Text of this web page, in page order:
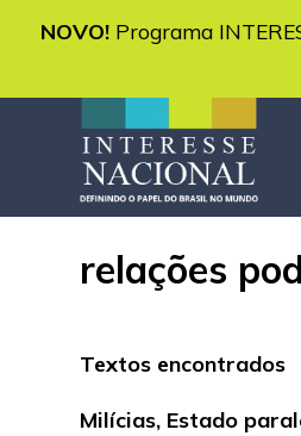
NOVO! Programa
relações
Textos encontrados
Milícias, Estado